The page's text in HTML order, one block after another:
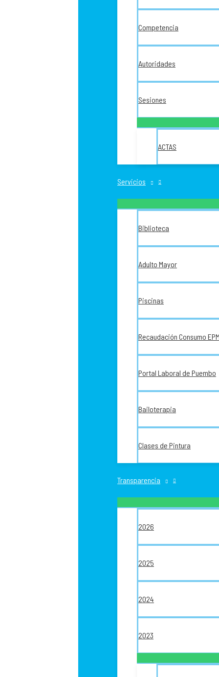
Competencia
Autoridades
Sesiones
ACTAS
Servicios
Biblioteca
Adulto Mayor
Piscinas
Recaudación Consumo
Portal Laboral de Puembo
Bailoterapia
Clases de Pintura
Transparencia
2026
2025
2024
2023